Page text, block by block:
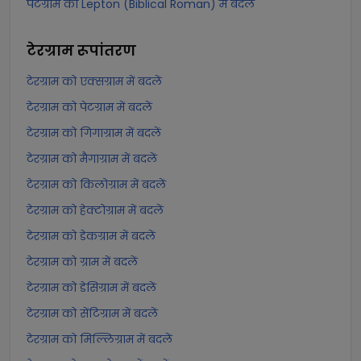
पेटग्राम को Lepton (Biblical Roman) में बदलें
टेरग्रामरूपांतरण
टेरग्राम को एक्सग्राम में बदलें
टेरग्राम को पेटग्राम में बदलें
टेरग्राम को गिगाग्राम में बदलें
टेरग्राम को मैगाग्राम में बदलें
टेरग्राम को किलोग्राम में बदलें
टेरग्राम को हेक्टोग्राम में बदलें
टेरग्राम को डेकग्राम में बदलें
टेरग्राम को ग्राम में बदलें
टेरग्राम को डेसिग्राम में बदलें
टेरग्राम को सेंटिग्राम में बदलें
टेरग्राम को मिल्लिग्राम में बदलें